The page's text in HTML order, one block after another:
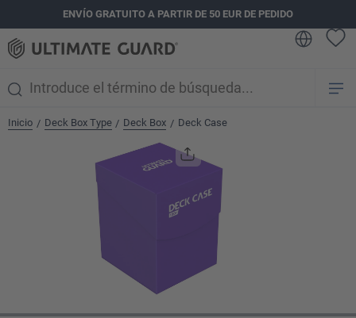
principalENVÍO GRATUITO A PARTIR DE 50 EUR DE PEDIDO
Inicio / Deck Box Type / Deck Box / Deck Case